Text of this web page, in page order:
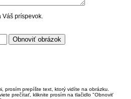
Váš príspevok.
prosím prepíšte text, ktorý vidíte na obrázku.
prečítať, kliknite prosím na tlačidlo "Obnoviť